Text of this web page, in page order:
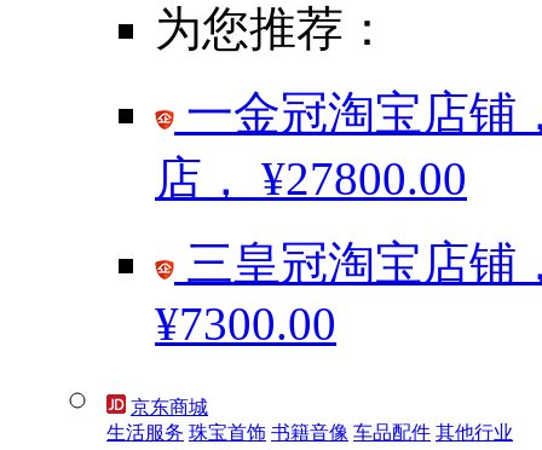
为您推荐：
一金冠淘宝店铺
店， ¥27800.00
三皇冠淘宝店铺
¥7300.00
京东商城
生活服务 珠宝首饰 书籍音像 车品配件 其他行业